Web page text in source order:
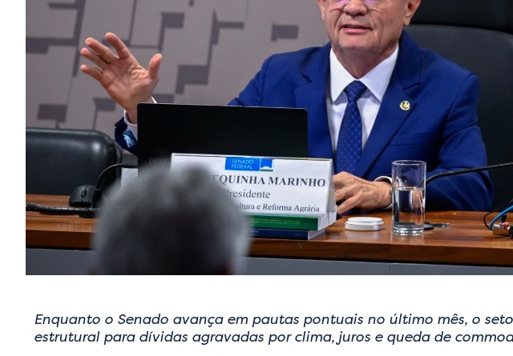
Enquanto o Senado avança em pautas pontuais no último mês, o
estrutural para dívidas agravadas por clima, juros e queda de